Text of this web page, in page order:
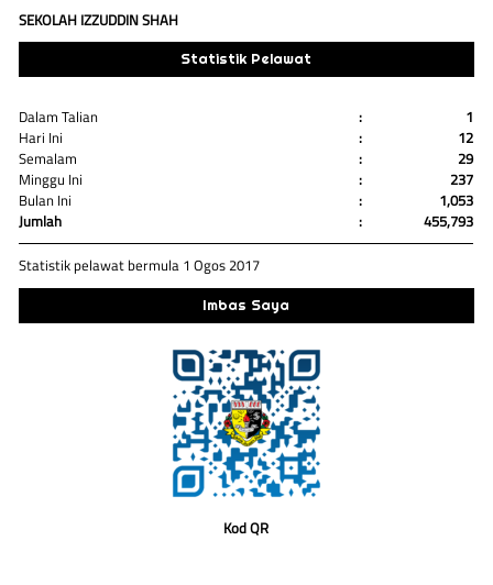
SEKOLAH IZZUDDIN SHAH
Statistik Pelawat
Dalam Talian
Hari Ini
Semalam
Minggu Ini
Bulan Ini
Jumlah
:
:
:
:
:
:
1
12
29
237
1,053
455,793
Statistik pelawat bermula 1 Ogos 2017
Imbas Saya
Kod QR